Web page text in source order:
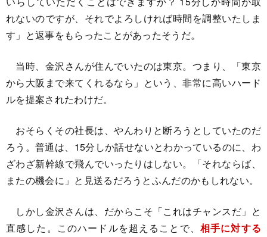
れないのですが、それでよろしければ時間を調整いたしま
す」と返事をもらったことがあったそうだ。
当時、金沢さんが住んでいたのは東京。つまり、「東京
から大阪まで来てくれるなら」という、非常に高いハード
ルを提案されたわけだ。
おそらくその社長は、やんわりと断ろうとしていたのだ
ろう。普通は、15分しか話せないとわかっているのに、わ
ざわざ新幹線で飛んでいったりはしない。「それならば、
またの機会に」と見送るだろうとふんだのかもしれない。
しかし金沢さんは、だからこそ「これはチャンスだ」と
直感した。このハードルを超えることで、 相手に対する